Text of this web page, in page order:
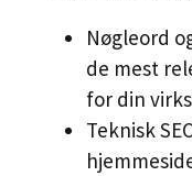
Nøgleord
de mest
for din
Teknisk